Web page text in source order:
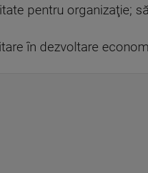
pentru organizaţie;
în dezvoltare